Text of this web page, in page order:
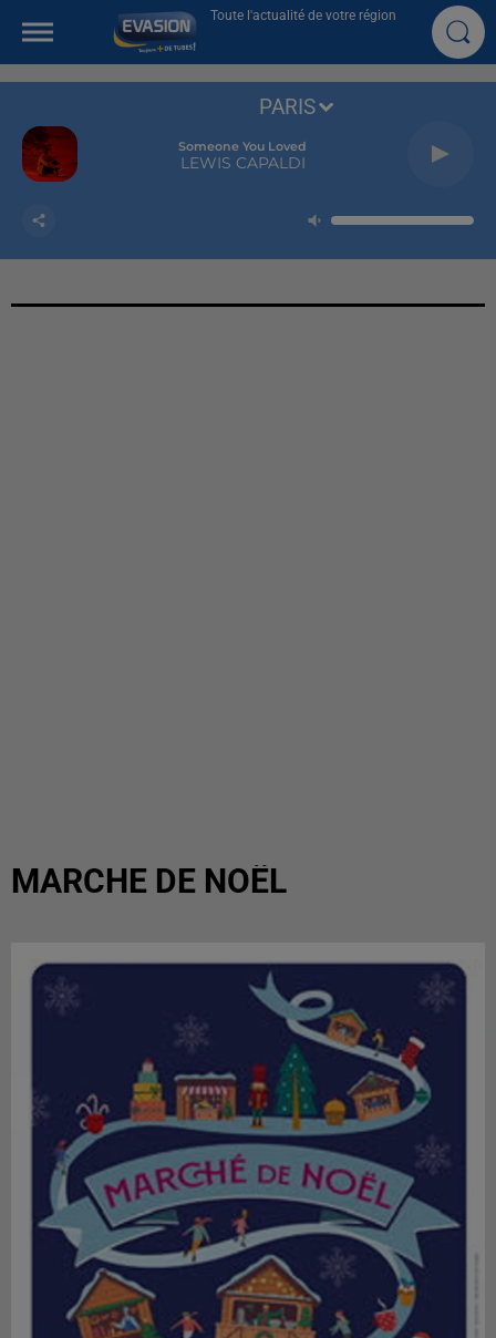
Toute l'actualité de votre région
Someone You Loved
LEWIS CAPALDI
PARIS
MARCHE DE NOËL